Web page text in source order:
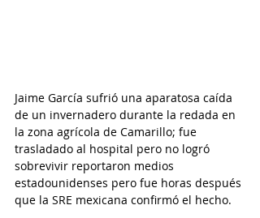
Jaime García sufrió una aparatosa caída
de un invernadero durante la redada en
la zona agrícola de Camarillo; fue
trasladado al hospital pero no logró
sobrevivir reportaron medios
estadounidenses pero fue horas después
que la SRE mexicana confirmó el hecho.